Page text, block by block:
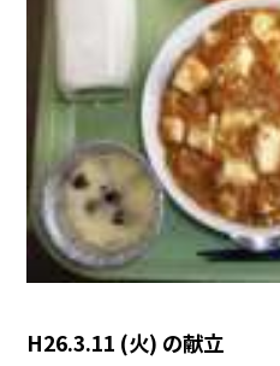
H26.3.11 (火) の献立